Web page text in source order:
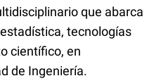
que abarca
tecnologías
científico, en
de Ingeniería.